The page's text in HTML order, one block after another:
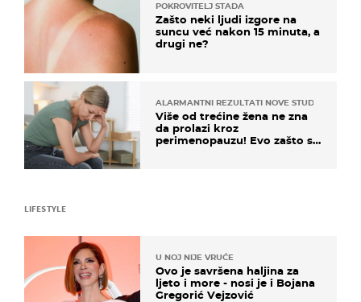
POKROVITELJ STADA
Zašto neki ljudi izgore na
suncu već nakon 15 minuta, a
drugi ne?
ALARMANTNI REZULTATI NOVE STUDIJE
Više od trećine žena ne zna
da prolazi kroz
perimenopauzu! Evo zašto su
LIFESTYLE
U NOJ NIJE VRUĆE
Ovo je savršena haljina za
ljeto i more - nosi je i Bojana
Gregorić Vejzović